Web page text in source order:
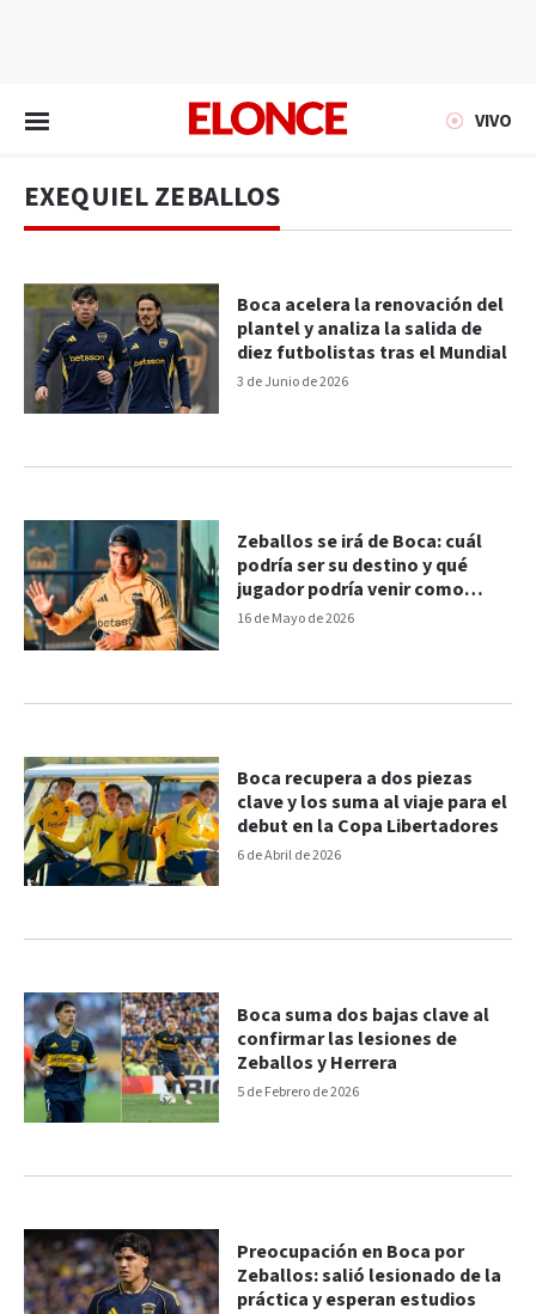
VIVO
EXEQUIEL ZEBALLOS
3 de Junio de 2026
Boca acelera la renovación del
plantel y analiza la salida de
diez futbolistas tras el Mundial
16 de Mayo de 2026
Zeballos se irá de Boca: cuál
podría ser su destino y qué
jugador podría venir como
trueque
6 de Abril de 2026
Boca recupera a dos piezas
clave y los suma al viaje para el
debut en la Copa Libertadores
5 de Febrero de 2026
Boca suma dos bajas clave al
confirmar las lesiones de
Zeballos y Herrera
Preocupación en Boca por
Zeballos: salió lesionado de la
práctica y esperan estudios